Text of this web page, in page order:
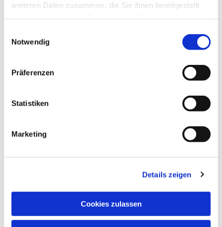
weiteren Daten zusammen, die Sie ihnen bereitgestellt
Notwendig
Präferenzen
Statistiken
Marketing
Details zeigen
Cookies zulassen
Zuspruch und Ihre mentale und praktische
Unterstützung!
Ihr Vorstand des Fördervereins in Zusammenarbeit